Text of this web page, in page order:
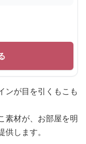
ンが目を引くもこも
素材が、お部屋を明
します。